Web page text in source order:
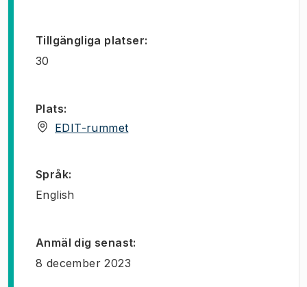
Tillgängliga platser:
30
Plats:
EDIT-rummet(
Språk:
English
Anmäl dig senast:
8 december 2023